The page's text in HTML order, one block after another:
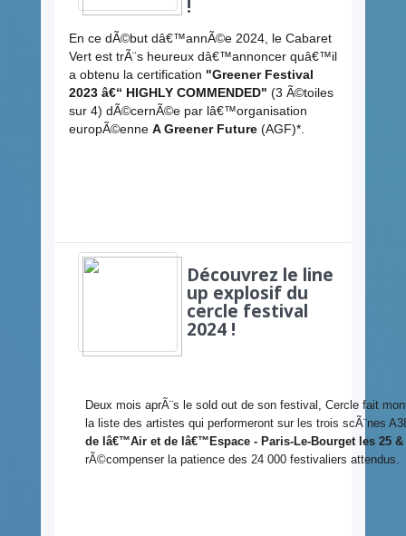
!
En ce dÃ©but dâ€™annÃ©e 2024, le Cabaret
Vert est trÃ¨s heureux dâ€™annoncer quâ€™il
a obtenu la certification "Greener Festival
2023 â€“ HIGHLY COMMENDED" (3 Ã©toiles
sur 4) dÃ©cernÃ©e par lâ€™organisation
europÃ©enne A Greener Future (AGF)*.
Découvrez le line
up explosif du
cercle festival
2024 !
Deux mois aprÃ¨s le sold out de son festival, Cercle fait
la liste des artistes qui performeront sur les trois scÃ¨nes
de lâ€™Air et de lâ€™Espace - Paris-Le-Bourget les 25 &
rÃ©compenser la patience des 24 000 festivaliers attendus.